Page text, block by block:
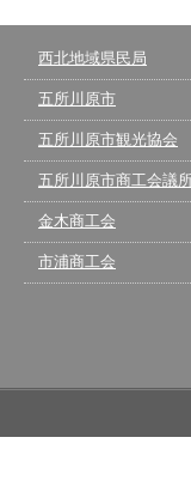
西北地域県民局
五所川原市
五所川原市観光協会
五所川原市商工会議
金木商工会
市浦商工会